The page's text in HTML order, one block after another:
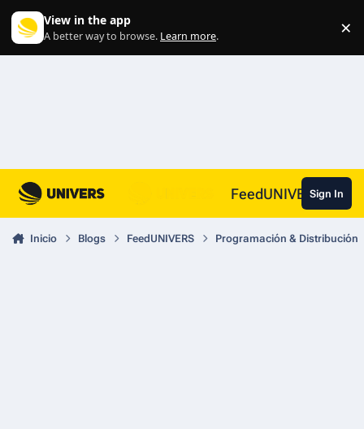
View in the app
A better way to browse. Learn more. ×
FeedUNIVERSSign In
Inicio Blogs FeedUNIVERS Programación & Distribución